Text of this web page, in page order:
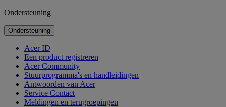
Ondersteuning
Ondersteuning
Acer ID
Een product registreren
Acer Community
Stuurprogramma's en handleidingen
Antwoorden van Acer
Service Contact
Meldingen en terugroepingen